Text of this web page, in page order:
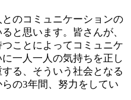
のコミュニケーションの
と思います。皆さんが、
ことによってコミュニケ
一人一人の気持ちを正し
る、そういう社会となる
の3年間、努力をしてい